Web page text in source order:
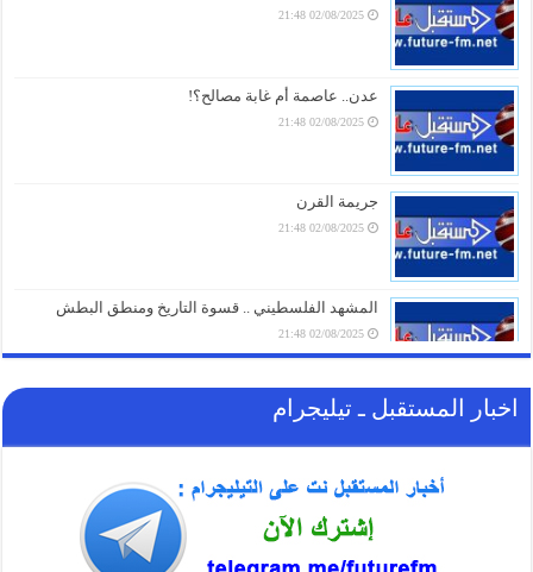
والجرحى (فيديو+تفاصيل)
09/08/2026 15:18
تــــداولات أسعار الصرف مساء اليوم في اليمن
فاتورة دمار باهظة: مالية صنعاء تكشف بالأرقام حصيلة الخسائر الاقتصادية
وتطالب الرياض بالتعويض
02/08/2025 21:48
عدن.. عاصمة أم غابة مصالح؟!
02/08/2025 21:48
جريمة القرن
02/08/2025 21:48
المشهد الفلسطيني .. قسوة التاريخ ومنطق البطش
02/08/2025 21:48
اخبار المستقبل ـ تيليجرام